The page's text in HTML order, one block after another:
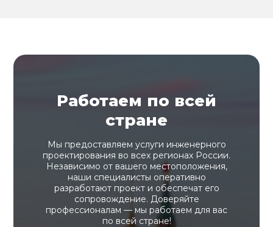
Работаем по всей
стране
Мы предоставляем услуги инженерного
проектирования во всех регионах России.
Независимо от вашего местоположения,
наши специалисты оперативно
разработают проект и обеспечат его
сопровождение. Доверяйте
профессионалам — мы работаем для вас
по всей стране!